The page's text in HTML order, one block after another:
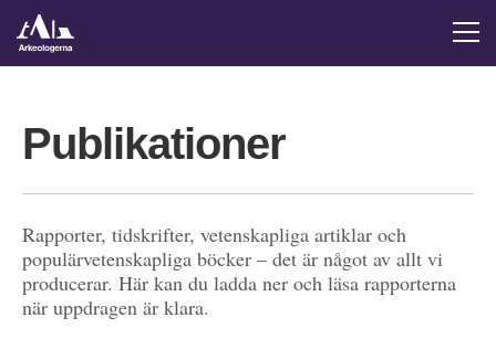
Publikationer
Rapporter, tidskrifter, vetenskapliga artiklar och
populärvetenskapliga böcker – det är något av allt vi
producerar. Här kan du ladda ner och läsa rapporterna
när uppdragen är klara.